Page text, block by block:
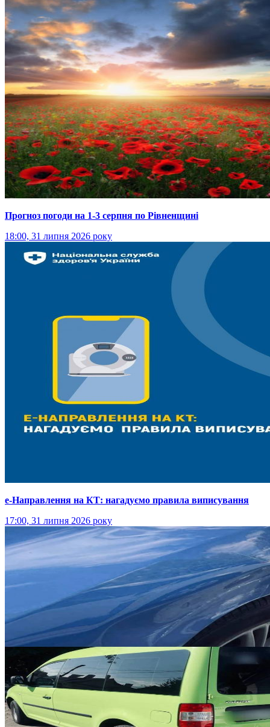
Прогноз погоди на 1-3 серпня по Рівненщині
18:00, 31 липня 2026 року
е-Направлення на КТ: нагадуємо правила виписування
17:00, 31 липня 2026 року